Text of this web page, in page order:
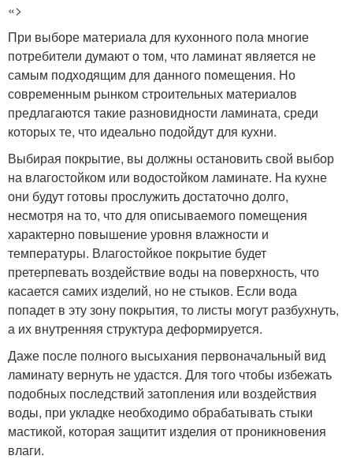
«>
При выборе материала для кухонного пола многие
потребители думают о том, что ламинат является не
самым подходящим для данного помещения. Но
современным рынком строительных материалов
предлагаются такие разновидности ламината, среди
которых те, что идеально подойдут для кухни.
Выбирая покрытие, вы должны остановить свой выбор
на влагостойком или водостойком ламинате. На кухне
они будут готовы прослужить достаточно долго,
несмотря на то, что для описываемого помещения
характерно повышение уровня влажности и
температуры. Влагостойкое покрытие будет
претерпевать воздействие воды на поверхность, что
касается самих изделий, но не стыков. Если вода
попадет в эту зону покрытия, то листы могут разбухнуть,
а их внутренняя структура деформируется.
Даже после полного высыхания первоначальный вид
ламинату вернуть не удастся. Для того чтобы избежать
подобных последствий затопления или воздействия
воды, при укладке необходимо обрабатывать стыки
мастикой, которая защитит изделия от проникновения
влаги.